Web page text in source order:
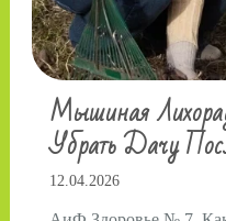
Мышиная
Убрать Дачу
12.04.2026